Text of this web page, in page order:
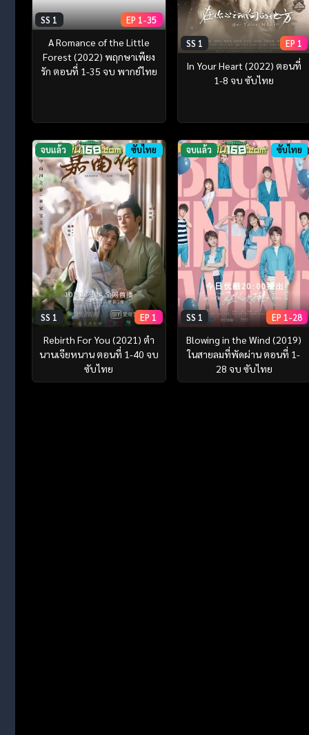
SS 1 EP 1-35
A Romance of the Little
Forest (2022) พฤกษาเพียง
รัก ตอนที่ 1-35 จบ พากย์ไทย
SS 1 EP 1
In Your Heart (2022) ตอนที่
1-8 จบ ซับไทย
จบแล้ว ซับไทย
SS 1 EP 1
Rebirth For You (2021) ตำ
นานเจียหนาน ตอนที่ 1-40 จบ
ซับไทย
จบแล้ว ซับไทย
SS 1 EP 1-28
Blowing in the Wind (2019)
ในสายลมที่พัดผ่าน ตอนที่ 1-
28 จบ ซับไทย